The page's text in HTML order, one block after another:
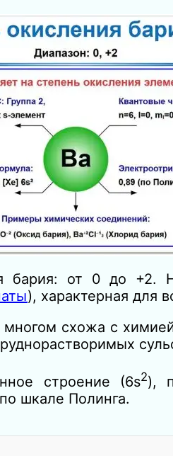
бария: от 0 до +2.
), характерная для
схожа с
строение (6s2),
шкале Полинга.